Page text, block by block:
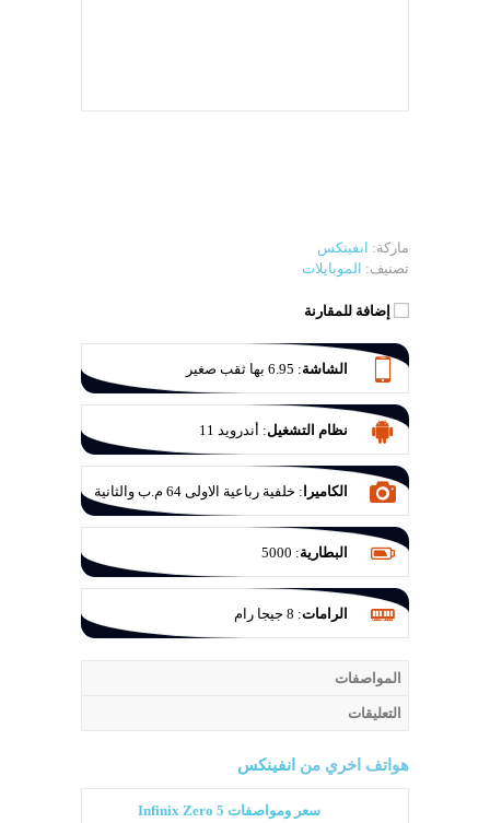
ماركة: انفينكس
تصنيف: الموبايلات
إضافة للمقارنة
الشاشة: 6.95 بها ثقب صغير
نظام التشغيل: أندرويد 11
الكاميرا :
خلفية رباعية الاولى 64 م.ب والثانية
للتصوير الواسع وللماكرو 8 م.ب والثالثة 2
م.ب والرابعة 2 ميجا بكسل
البطارية:
5000
الرامات: 8 جيجا رام
المواصفات
التعليقات
هواتف اخري من انفينكس
سعر ومواصفات Infinix Zero 5